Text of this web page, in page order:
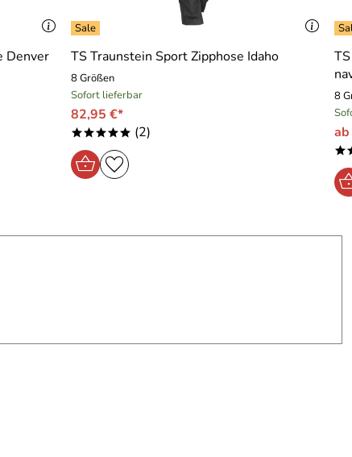
Denver
TS Traunstein Sport Zipphose Idaho
8 Größen
Sofort lieferbar
82,95 €*
***** (2)
8